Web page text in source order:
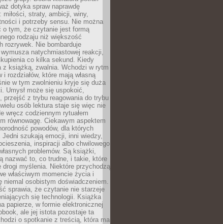
dotyka spraw naprawdę
miłości, straty, ambicji, winy,
i potrzeby sensu. Nie można
o tym, że czytanie jest formą
rodzaju niż większość
rozrywek. Nie bombarduje
natychmiastowej reakcji,
co kilka sekund. Kiedy
z książką, zwalnia. Wchodzi w rytm
i rozdziałów, które mają własną
w tym zwolnieniu kryje się duża
Umysł może się uspokoić,
przejść z trybu reagowania do trybu
osób lektura staje się więc nie
wręcz codziennym rytuałem
równowagę. Ciekawym aspektem
powodów, dla których
Jedni szukają emocji, inni wiedzy,
inspiracji albo chwilowego
problemów. Są książki,
nazwać to, co trudne, i takie, które
drogi myślenia. Niektóre przychodzą
właściwym momencie życia i
niemal osobistym doświadczeniem.
sprawia, że czytanie nie starzeje
się technologii. Książka
papierze, w formie elektronicznej
ale jej istota pozostaje ta
o spotkanie z treścią, która ma